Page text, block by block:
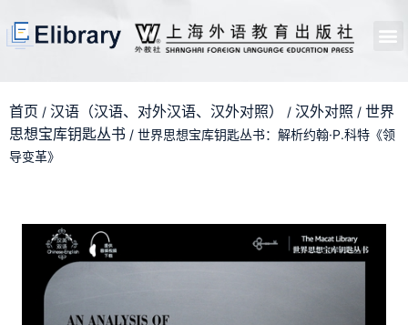
首页 / 汉语（汉语、对外汉语、汉外对照） / 汉外对照 / 世界
思想宝库钥匙丛书 / 世界思想宝库钥匙丛书：解析约翰·P.科特《领
导变革》